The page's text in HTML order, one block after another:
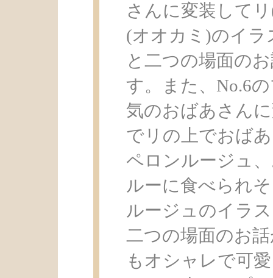
さんに変装して
(オオカミ)のイラ
と二つの場面の
す。また、No.6
気のおばあさん
でリの上でおば
ペロンルージュ
ルーに食べられ
ルージュのイラ
二つの場面のお
もオシャレで可